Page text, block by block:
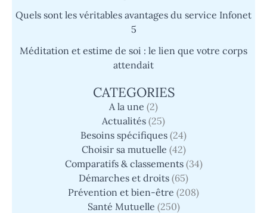
Quels sont les véritables avantages du service Infonet
5
Méditation et estime de soi : le lien que votre corps
attendait
CATEGORIES
A la une (2)
Actualités (25)
Besoins spécifiques (24)
Choisir sa mutuelle (42)
Comparatifs & classements(34)
Démarches et droits (65)
Prévention et bien-être (208)
Santé Mutuelle (250)